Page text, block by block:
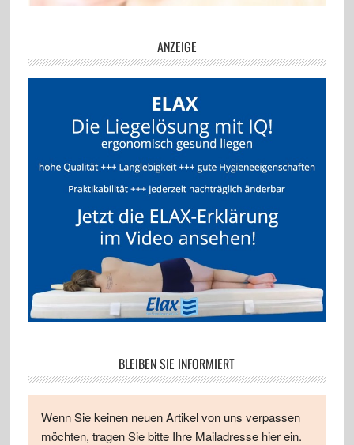
ANZEIGE
BLEIBEN SIE INFORMIERT
Wenn Sie keinen neuen Artikel von uns verpassen
möchten, tragen Sie bitte Ihre Mailadresse hier ein.